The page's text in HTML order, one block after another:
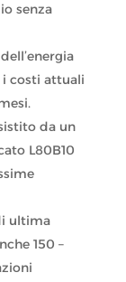
senza
costi attuali
da un
L80B10
ultima
150 –